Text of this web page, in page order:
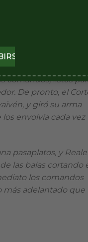
hacia la izquierda,
el edificio de la
aire –mezclado
local.
los efectos de las
comandos, listos
De pronto, el
y giró su arma
envolvía cada vez
pasaplatos, y Reale
las balas cortando
los comandos
más adelantado que